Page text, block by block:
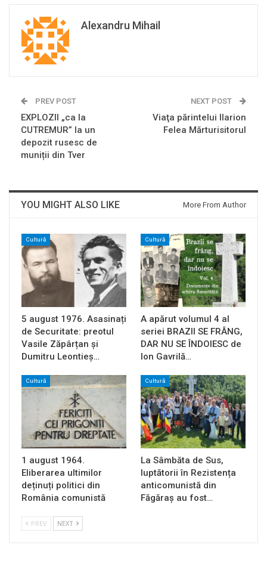
Alexandru Mihail
PREV POST
EXPLOZII „ca la
CUTREMUR” la un
depozit rusesc de
muniții din Tver
NEXT POST
Viaţa părintelui Ilarion
Felea Mărturisitorul
YOU MIGHT ALSO LIKE More From Author
Cultură
5 august 1976. Asasinați
de Securitate: preotul
Vasile Zăpârțan și
Dumitru Leontieș…
Cultură
A apărut volumul 4 al
seriei BRAZII SE FRÂNG,
DAR NU SE ÎNDOIESC de
Ion Gavrilă…
Cultură
1 august 1964.
Eliberarea ultimilor
deținuți politici din
România comunistă
Cultură
La Sâmbăta de Sus,
luptătorii în Rezistența
anticomunistă din
Făgăraș au fost…
PREV NEXT